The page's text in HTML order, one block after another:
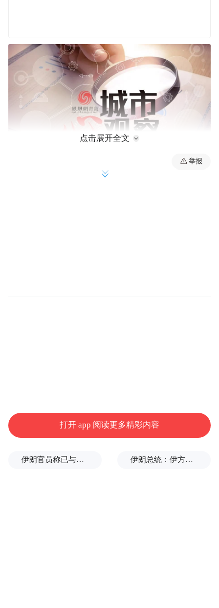
财政收入165.61亿元
亿元）、平度市（38亿元）、莱西市（36.95
亿元）、李沧区（27.79亿元）。
点击展开全文
举报
打开 app 阅读更多精彩内容
伊朗官员称已与阿曼就霍尔木兹海峡通行问题明确总体框架 伊朗总统：伊方未在涉谅解备忘录的谈判中作任何让步